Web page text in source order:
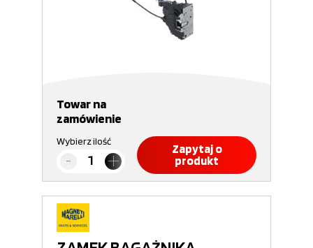
Towar na
zamówienie
Wybierz ilość
Zapytaj o
produkt